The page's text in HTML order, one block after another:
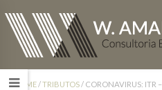
HOME/TRIBUTOS/ CORONAVIRUS: ITR